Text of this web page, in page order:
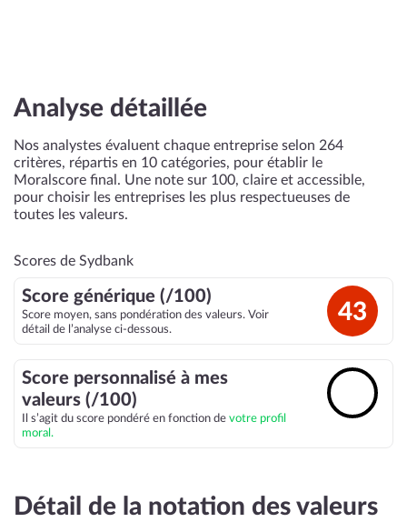
Analyse détaillée
Nos analystes évaluent chaque entreprise selon 264
critères, répartis en 10 catégories, pour établir le
Moralscore final. Une note sur 100, claire et accessible,
pour choisir les entreprises les plus respectueuses de
toutes les valeurs.
Scores de Sydbank
Score générique (/100)
Score moyen, sans pondération des valeurs. Voir
détail de l’analyse ci-dessous.
43
Score personnalisé à mes
valeurs (/100)
Il s’agit du score pondéré en fonction de votre profil
moral.
Détail de la notation des valeurs